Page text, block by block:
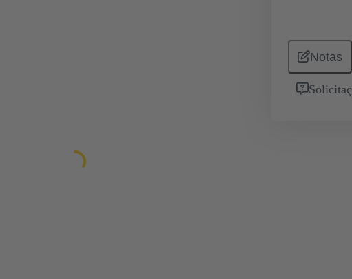
Notas